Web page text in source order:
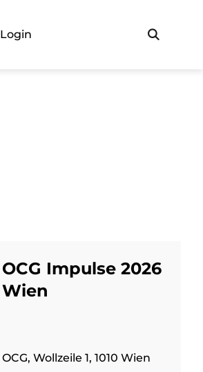
Login
OCG Impulse 2026
Wien
OCG, Wollzeile 1, 1010 Wien